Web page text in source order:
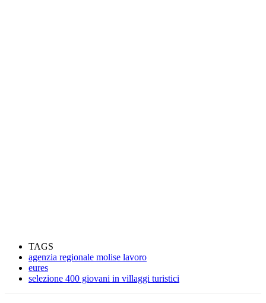
TAGS
agenzia regionale molise lavoro
eures
selezione 400 giovani in villaggi turistici